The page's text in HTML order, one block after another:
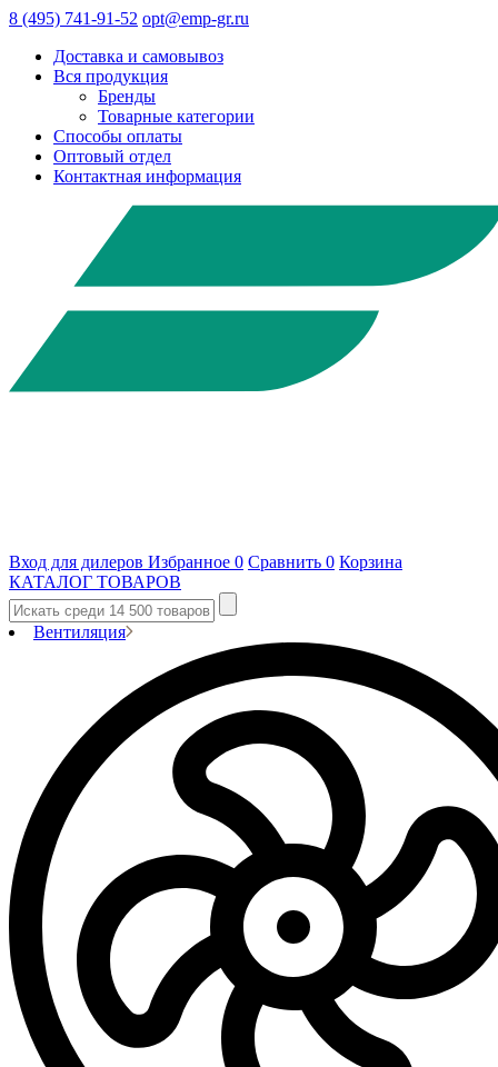
8 (495) 741-91-52 opt@emp-gr.ru
Доставка и самовывоз
Вся продукция
Бренды
Товарные категории
Способы оплаты
Оптовый отдел
Контактная информация
Вход для дилеров Избранное 0 Сравнить 0 Корзина
КАТАЛОГ ТОВАРОВ
Вентиляция